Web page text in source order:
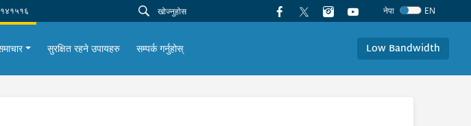
नेपा EN
सुरक्षित रहने उपायहरु सम्पर्क गर्नुहोस् Low Bandwidth